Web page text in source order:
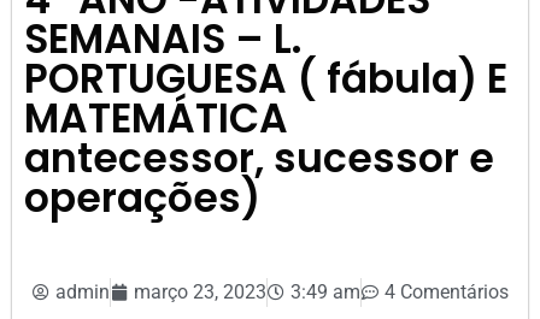
SEMANAIS – L.
PORTUGUESA ( fábula) E
MATEMÁTICA
antecessor, sucessor e
operações)
admin março 23, 2023 3:49 am 4 Comentários